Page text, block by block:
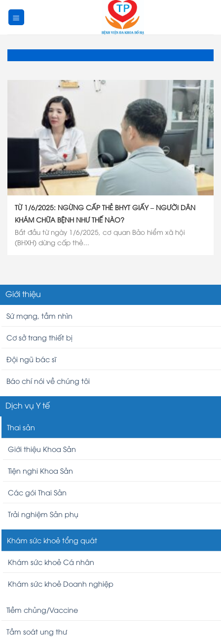
TỪ 1/6/2025: NGỪNG CẤP THẺ BHYT GIẤY – NGƯỜI DÂN
KHÁM CHỮA BỆNH NHƯ THẾ NÀO?
Bắt đầu từ ngày 1/6/2025, cơ quan Bảo hiểm xã hội
(BHXH) dừng cấp thẻ...
Giới thiệu
Sứ mạng, tầm nhìn
Cơ sở trang thiết bị
Đội ngũ bác sĩ
Báo chí nói về chúng tôi
Dịch vụ Y tế
Thai sản
Giới thiệu Khoa Sản
Tiện nghi Khoa Sản
Các gói Thai Sản
Trải nghiệm Sản phụ
Khám sức khoẻ tổng quát
Khám sức khoẻ Cá nhân
Khám sức khoẻ Doanh nghiệp
Tiềm chủng/Vaccine
Tầm soát ung thư